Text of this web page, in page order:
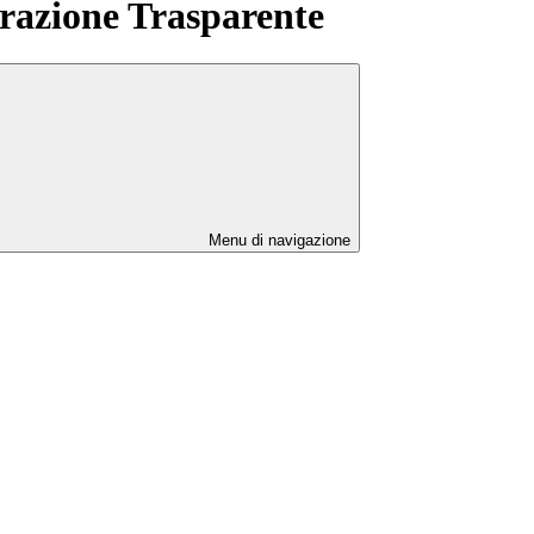
Trasparente
Menu di navigazione